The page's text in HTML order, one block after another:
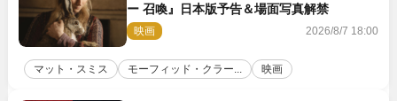
ー 召喚』日本版予告＆場面写真解禁
映画 2026/8/7 18:00
マット・スミス モーフィッド・クラー... 映画